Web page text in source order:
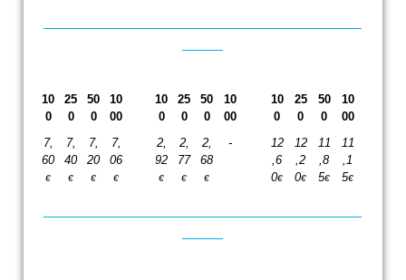
10
0
25
0
50
0
10
00
10
0
25
0
50
0
10
00
10
0
25
0
50
0
10
00
7,
60
€
7,
40
€
7,
20
€
7,
06
€
2,
92
€
2,
77
€
2,
68
€
-
12
,6
0€
12
,2
0€
11
,8
5€
11
,1
5€